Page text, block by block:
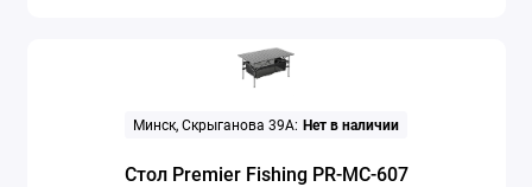
Минск, Скрыганова 39А: Нет в наличии
Стол Premier Fishing PR-MC-607